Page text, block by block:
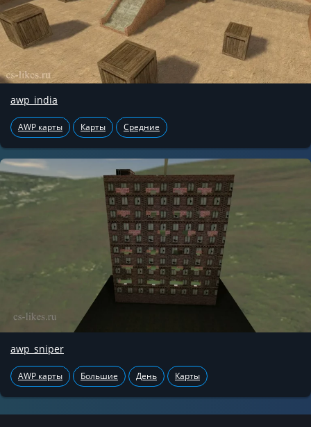
awp_india
AWP карты Карты Средние
awp_sniper
AWP карты Большие День Карты